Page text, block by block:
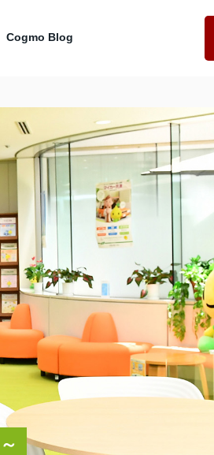
Cogmo Blog